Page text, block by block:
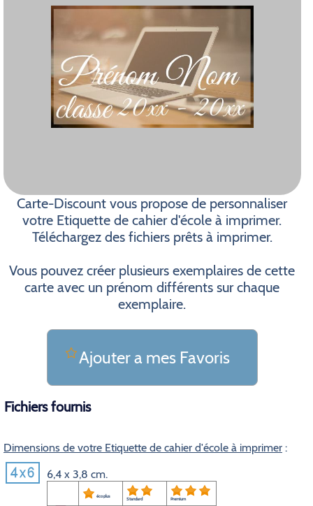
Carte-Discount vous propose de personnaliser
votre Etiquette de cahier d'école à imprimer.
Téléchargez des fichiers prêts à imprimer.
Vous pouvez créer plusieurs exemplaires de cette
carte avec un prénom différents sur chaque
exemplaire.
Ajouter a mes Favoris
Fichiers fournis
Dimensions de votre Etiquette de cahier d'école à imprimer :
6,4 x 3,8 cm.
éco plus Standard Premium